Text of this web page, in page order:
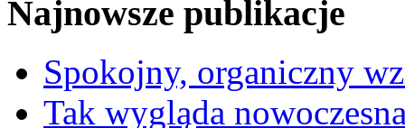
Najnowsze publikacje
Spokojny, organiczny
Tak wygląda